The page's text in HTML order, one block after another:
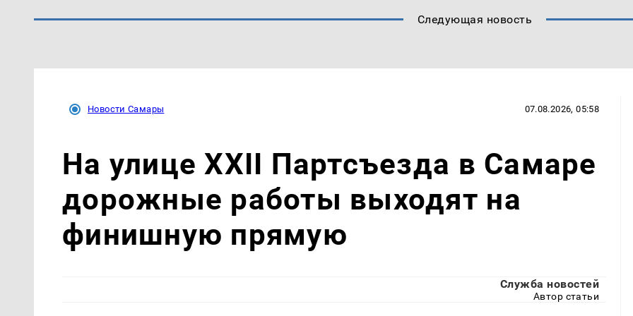
Следующая новость
Новости Самары 07.08.2026, 05:58
На улице XXII Партсъезда в Самаре
дорожные работы выходят на
финишную прямую
Служба новостей
Автор статьи